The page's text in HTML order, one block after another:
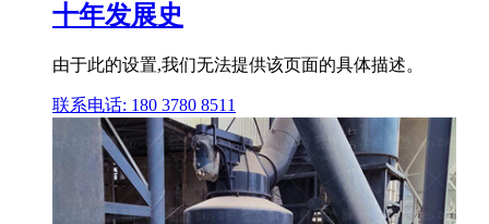
十年发展史
由于此的设置,我们无法提供该页面的具体描述。
联系电话: 180 3780 8511